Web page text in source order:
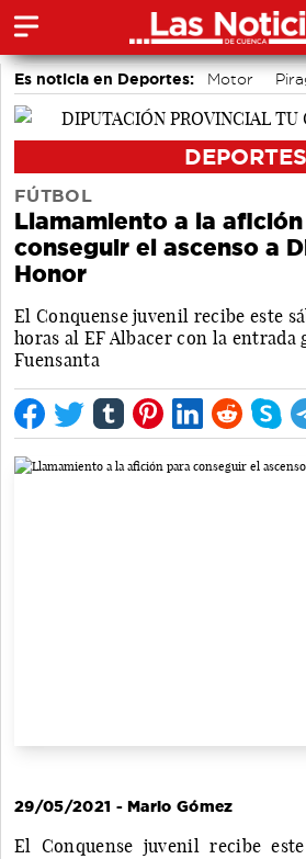
Es noticia en Deportes: Motor
Fútbol
Bolos conquenses
DEPORTES
FÚTBOL
Llamamiento a la
conseguir el ascenso a
Honor
El Conquense juvenil recibe este
horas al EF Albacer con la entrada
Fuensanta
29/05/2021 - Mario Gómez
El Conquense juvenil recibe